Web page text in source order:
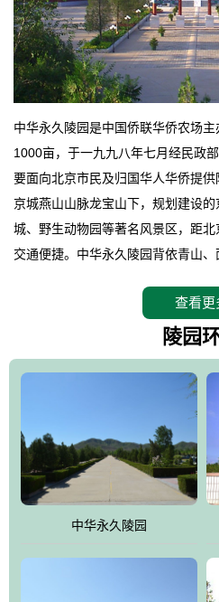
中华永久陵园是中国侨联华侨农场
1000亩，于一九九八年七月经民政
要面向北京市民及归国华人华侨提
京城燕山山脉龙宝山下，规划建设
城、野生动物园等著名风景区，距北
交通便捷。中华永久陵园背依青山
地。在总体设计上完全以中国传统
而成，宛如一把太师椅，呈坐南朝
环绕挡住了外界的风吹，流动的生
符合山环水抱，藏风纳气的要求。
势如宏，是华北地区最大的平川式
体吸取现代园林艺术之精华
查看更
陵园
中华永久陵园